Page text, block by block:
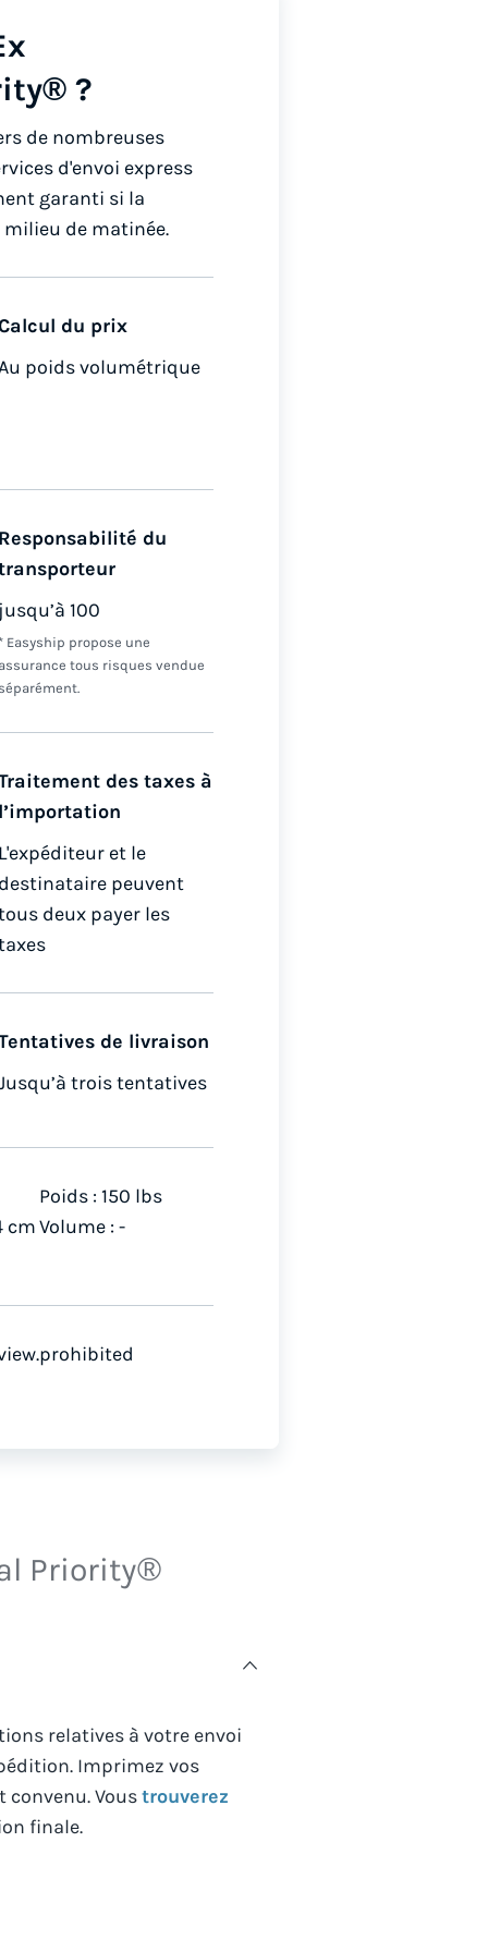
?
de nombreuses
d'envoi express
garanti si la
de matinée.
du prix
poids volumétrique
du
100
Easyship propose une
tous risques vendue
des taxes à
et le
peuvent
deux payer les
de livraison
trois tentatives
cm
Poids : 150 lbs
Volume : -
Priority®
relatives à votre envoi
Imprimez vos
Voustrouverez
finale.